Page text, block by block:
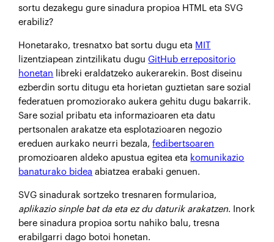
sortu dezakegu gure sinadura propioa HTML eta SVG
erabiliz?
Honetarako, tresnatxo bat sortu dugu eta MIT
lizentziapean zintzilikatu duguGitHub errepositorio
honetan libreki eraldatzeko aukerarekin. Bost diseinu
ezberdin sortu ditugu eta horietan guztietan sare sozial
federatuen promoziorako aukera gehitu dugu bakarrik.
Sare sozial pribatu eta informazioaren eta datu
pertsonalen arakatze eta esplotazioaren negozio
ereduen aurkako neurri bezala,fedibertsoaren
promozioaren aldeko apustua egitea eta komunikazio
banaturako bidea abiatzea erabaki genuen.
SVG sinadurak sortzeko tresnaren formularioa,
aplikazio sinple bat da eta ez du daturik arakatzen. Inork
bere sinadura propioa sortu nahiko balu, tresna
erabilgarri dago botoi honetan.